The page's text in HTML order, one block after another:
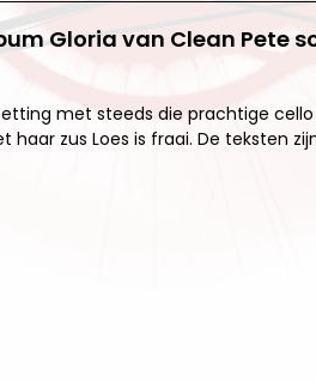
Gloria van Clean Pete
met steeds die prachtige
haar zus Loes is fraai. De teksten